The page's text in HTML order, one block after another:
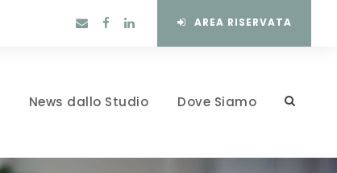
AREA RISERVATA
News dallo Studio Dove Siamo